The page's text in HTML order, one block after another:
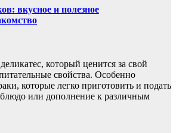
вкусное и полезное
который ценится за свой
свойства. Особенно
которые легко приготовить и подать
блюдо или дополнение к различным